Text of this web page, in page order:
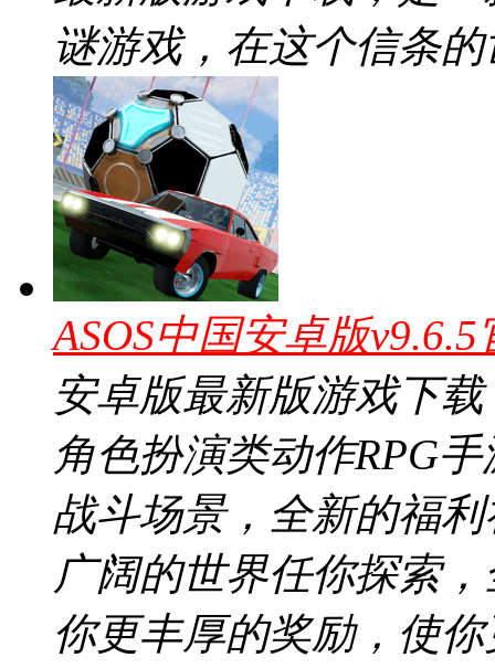
谜游戏，在这个信条
ASOS中国安卓版
安卓版最新版游戏下
角色扮演类动作RPG
战斗场景，全新的福
广阔的世界任你探索
你更丰厚的奖励，使